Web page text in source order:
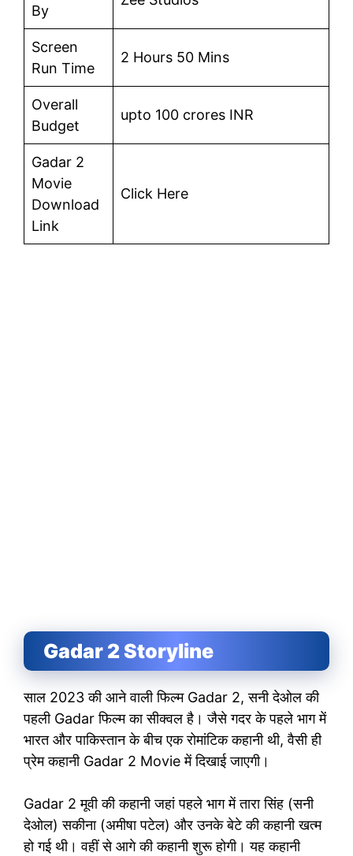
By
Screen
Run Time
2 Hours 50 Mins
Overall
Budget
upto 100 crores INR
Gadar 2
Movie
Download
Link
Click Here
Gadar 2 Storyline
साल 2023 की आने वाली फिल्म Gadar 2, सनी देओल की
पहली Gadar फिल्म का सीक्वल है। जैसे गदर के पहले भाग में
भारत और पाकिस्तान के बीच एक रोमांटिक कहानी थी, वैसी ही
प्रेम कहानी Gadar 2 Movie में दिखाई जाएगी।
Gadar 2 मूवी की कहानी जहां पहले भाग में तारा सिंह (सनी
देओल) सकीना (अमीषा पटेल) और उनके बेटे की कहानी खत्म
हो गई थी। वहीं से आगे की कहानी शुरू होगी। यह कहानी